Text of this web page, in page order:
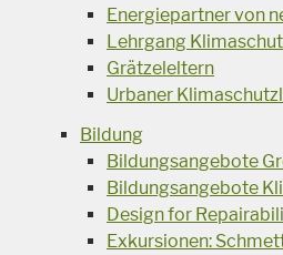
Energiepartner von
Lehrgang
Grätzeleltern
Urbaner
Bildung
Bildungsangebote
Bildungsangebote
Design for
Exkursionen: